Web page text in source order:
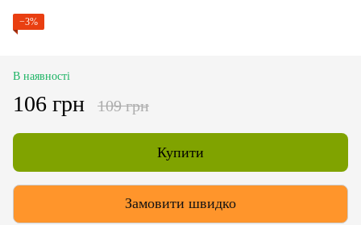
−3%
В наявності
106 грн 109 грн
Купити
Замовити швидко